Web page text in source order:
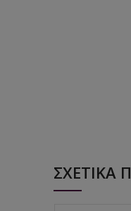
ΣΧΕΤΙΚΆ